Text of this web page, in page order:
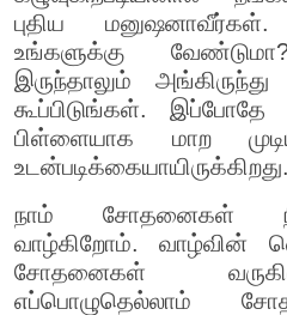
புதிய
உங்களுக்கு
இருந்தாலும்
கூப்பிடுங்கள்.
பிள்ளையாக மாற
உடன்படிக்கையாயிருக்கிறது.
நாம் சோதனைகள்
வாழ்கிறோம். வாழ்வின்
சோதனைகள்
எப்பொழுதெல்லாம்